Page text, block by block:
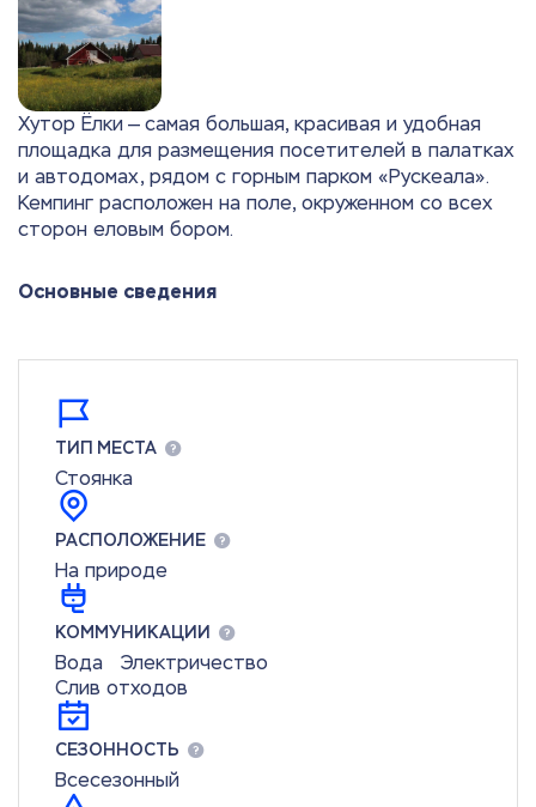
Хутор Ёлки — самая большая, красивая и удобная
площадка для размещения посетителей в палатках
и автодомах, рядом с горным парком «Рускеала».
Кемпинг расположен на поле, окруженном со всех
сторон еловым бором.
Основные сведения
ТИП МЕСТА
Стоянка
РАСПОЛОЖЕНИЕ
На природе
КОММУНИКАЦИИ
Вода
Электричество
Слив отходов
СЕЗОННОСТЬ
Всесезонный